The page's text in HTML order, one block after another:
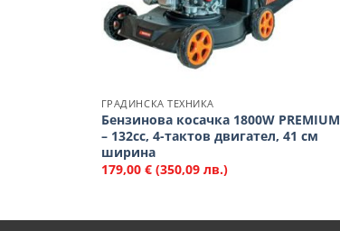
ГРАДИНСКА ТЕХНИКА
Бензинова косачка 1800W PREMIUM
– 132cc, 4-тактов двигател, 41 см
ширина
179,00 € (350,09 лв.)